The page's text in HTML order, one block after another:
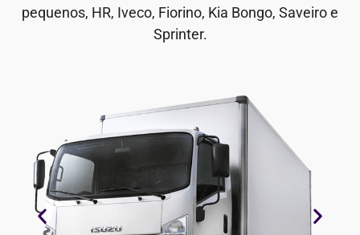
pequenos, HR, Iveco, Fiorino, Kia Bongo, Saveiro e
Sprinter.